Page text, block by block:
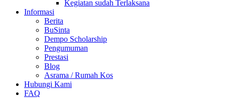
Kegiatan sudah Terlaksana
Informasi
Berita
BuSinta
Dempo Scholarship
Pengumuman
Prestasi
Blog
Asrama / Rumah Kos
Hubungi Kami
FAQ